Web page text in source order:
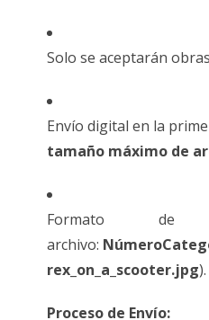
Solo se aceptarán
Envío digital en la
tamaño máximo de
Formato de
archivo:
rex_on_a_scooter.jpg).
Proceso de Envío: